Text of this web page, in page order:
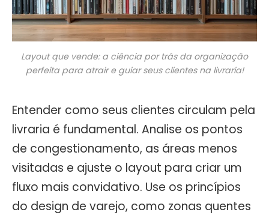
Layout que vende: a ciência por trás da organização
perfeita para atrair e guiar seus clientes na livraria!
Entender como seus clientes circulam pela
livraria é fundamental. Analise os pontos
de congestionamento, as áreas menos
visitadas e ajuste o layout para criar um
fluxo mais convidativo. Use os princípios
do design de varejo, como zonas quentes